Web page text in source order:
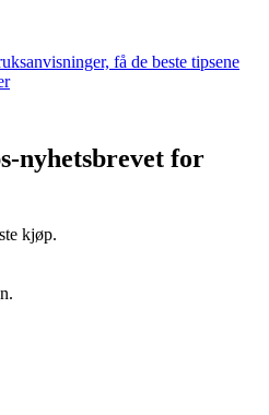
få de beste tipsene
nyhetsbrevet for
kjøp.